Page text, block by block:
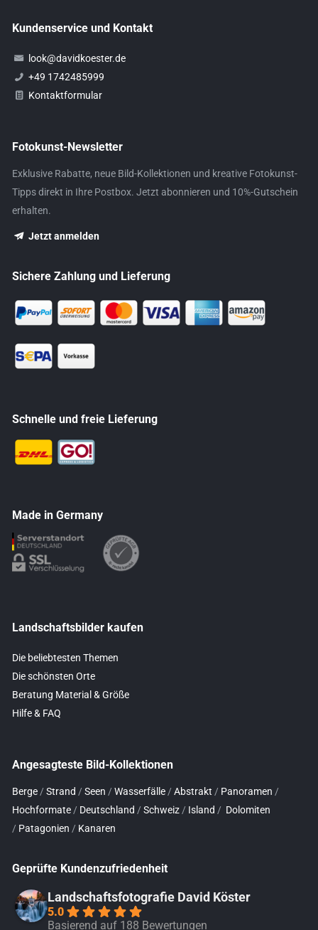
Kundenservice und Kontakt
look@davidkoester.de
+49 1742485999
Kontaktformular
Fotokunst-Newsletter
Exklusive Rabatte, neue Bild-Kollektionen und kreative Fotokunst-
Tipps direkt in Ihre Postbox. Jetzt abonnieren und 10%-Gutschein
erhalten.
Jetzt anmelden
Sichere Zahlung und Lieferung
Schnelle und freie Lieferung
Made in Germany
Landschaftsbilder kaufen
Die beliebtesten Themen
Die schönsten Orte
Beratung Material & Größe
Hilfe & FAQ
Angesagteste Bild-Kollektionen
Berge/ Strand / Seen / Wasserfälle/ Abstrakt / Panoramen /
Hochformate/ Deutschland / Schweiz/ Island / Dolomiten
/ Patagonien / Kanaren
Geprüfte Kundenzufriedenheit
Landschaftsfotografie David Köster
5.0
Basierend auf 188 Bewertungen